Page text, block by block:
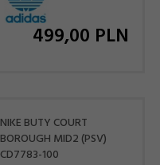
499,00 PLN
NIKE BUTY COURT
BOROUGH MID2 (PSV)
CD7783-100